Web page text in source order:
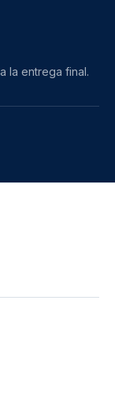
la entrega final.